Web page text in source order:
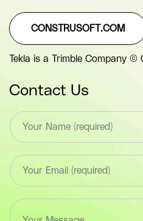
CONSTRUSOFT.COM
Tekla is a Trimble Company ©
Contact Us
T
e
x
*
F
e
l
E
m
a
lT